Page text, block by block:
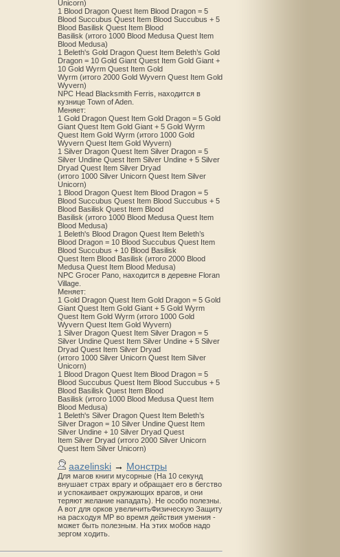
Unicorn)
1 Blood Dragon Quest Item Blood Dragon = 5
Blood Succubus Quest Item Blood Succubus + 5
Blood Basilisk Quest Item Blood
Basilisk (итого 1000 Blood Medusa Quest Item
Blood Medusa)
1 Beleth's Gold Dragon Quest Item Beleth’s Gold
Dragon = 10 Gold Giant Quest Item Gold Giant +
10 Gold Wyrm Quest Item Gold
Wyrm (итого 2000 Gold Wyvern Quest Item Gold
Wyvern)
NPC Head Blacksmith Ferris, находится в
кузнице Town of Aden.
Меняет:
1 Gold Dragon Quest Item Gold Dragon = 5 Gold
Giant Quest Item Gold Giant + 5 Gold Wyrm
Quest Item Gold Wyrm (итого 1000 Gold
Wyvern Quest Item Gold Wyvern)
1 Silver Dragon Quest Item Silver Dragon = 5
Silver Undine Quest Item Silver Undine + 5 Silver
Dryad Quest Item Silver Dryad
(итого 1000 Silver Unicorn Quest Item Silver
Unicorn)
1 Blood Dragon Quest Item Blood Dragon = 5
Blood Succubus Quest Item Blood Succubus + 5
Blood Basilisk Quest Item Blood
Basilisk (итого 1000 Blood Medusa Quest Item
Blood Medusa)
1 Beleth's Blood Dragon Quest Item Beleth’s
Blood Dragon = 10 Blood Succubus Quest Item
Blood Succubus + 10 Blood Basilisk
Quest Item Blood Basilisk (итого 2000 Blood
Medusa Quest Item Blood Medusa)
NPC Grocer Pano, находится в деревне Floran
Village.
Меняет:
1 Gold Dragon Quest Item Gold Dragon = 5 Gold
Giant Quest Item Gold Giant + 5 Gold Wyrm
Quest Item Gold Wyrm (итого 1000 Gold
Wyvern Quest Item Gold Wyvern)
1 Silver Dragon Quest Item Silver Dragon = 5
Silver Undine Quest Item Silver Undine + 5 Silver
Dryad Quest Item Silver Dryad
(итого 1000 Silver Unicorn Quest Item Silver
Unicorn)
1 Blood Dragon Quest Item Blood Dragon = 5
Blood Succubus Quest Item Blood Succubus + 5
Blood Basilisk Quest Item Blood
Basilisk (итого 1000 Blood Medusa Quest Item
Blood Medusa)
1 Beleth's Silver Dragon Quest Item Beleth’s
Silver Dragon = 10 Silver Undine Quest Item
Silver Undine + 10 Silver Dryad Quest
Item Silver Dryad (итого 2000 Silver Unicorn
Quest Item Silver Unicorn)
aazelinski → Монстры
Для магов книги мусорные (На 10 секунд
внушает страх врагу и обращает его в бегство
и успокаивает окружающих врагов, и они
теряют желание нападать). Не особо полезны.
А вот для орков увеличитьФизическую Защиту
на расходуя MP во время действия умения -
может быть полезным. На этих мобов надо
зергом ходить.